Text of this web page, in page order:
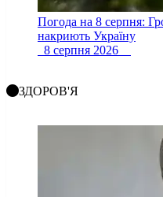
Погода на 8 серпня:
накриють Україну
8 серпня 2026
ЗДОРОВ'Я